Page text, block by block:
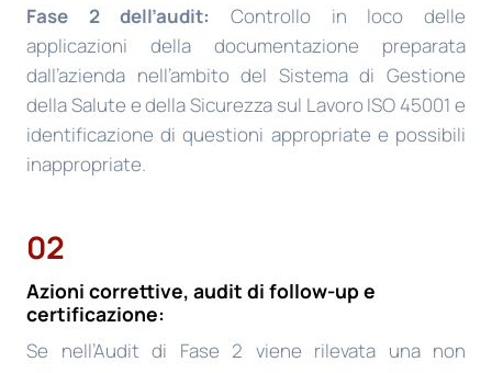
Fase 2 dell’audit:
Controllo in loco delle
applicazioni della documentazione preparata
dall’azienda nell’ambito del Sistema di Gestione
della Salute e della Sicurezza sul Lavoro ISO 45001 e
identificazione di questioni appropriate e possibili
inappropriate.
02
Azioni correttive, audit di follow-up e
certificazione:
Se nell’Audit di Fase 2 viene rilevata una non